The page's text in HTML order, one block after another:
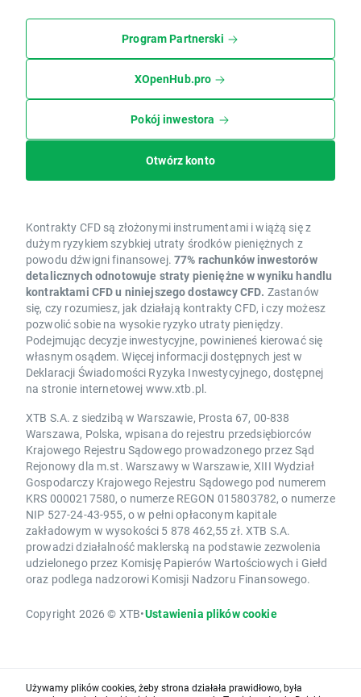
Program Partnerski
XOpenHub.pro
Pokój inwestora
Otwórz konto
Kontrakty CFD są złożonymi instrumentami i wiążą się z
dużym ryzykiem szybkiej utraty środków pieniężnych z
powodu dźwigni finansowej. 77% rachunków inwestorów
detalicznych odnotowuje straty pieniężne w wyniku handlu
kontraktami CFD u niniejszego dostawcy CFD. Zastanów
się, czy rozumiesz, jak działają kontrakty CFD, i czy możesz
pozwolić sobie na wysokie ryzyko utraty pieniędzy.
Podejmując decyzje inwestycyjne, powinieneś kierować się
własnym osądem. Więcej informacji dostępnych jest w
Deklaracji Świadomości Ryzyka Inwestycyjnego, dostępnej
na stronie internetowej www.xtb.pl.
XTB S.A. z siedzibą w Warszawie, Prosta 67, 00-838
Warszawa, Polska, wpisana do rejestru przedsiębiorców
Krajowego Rejestru Sądowego prowadzonego przez Sąd
Rejonowy dla m.st. Warszawy w Warszawie, XIII Wydział
Gospodarczy Krajowego Rejestru Sądowego pod numerem
KRS 0000217580, o numerze REGON 015803782, o numerze
NIP 527-24-43-955, o w pełni opłaconym kapitale
zakładowym w wysokości 5 878 462,55 zł. XTB S.A.
prowadzi działalność maklerską na podstawie zezwolenia
udzielonego przez Komisję Papierów Wartościowych i Giełd
oraz podlega nadzorowi Komisji Nadzoru Finansowego.
Copyright 2026 © XTB•Ustawienia plików cookie
Używamy plików cookies, żeby strona działała prawidłowo, była